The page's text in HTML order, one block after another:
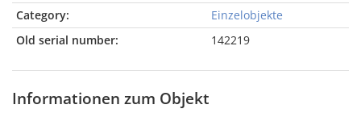
Category:
Einzelobjekte
Old serial number:
142219
Informationen zum Objekt